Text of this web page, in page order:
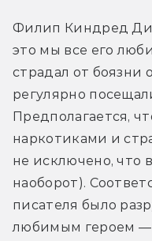
Филип Киндред
это мы все его
страдал от боязни
регулярно
Предполагается,
наркотиками и
не исключено, что
наоборот).
писателя было
любимым героем —